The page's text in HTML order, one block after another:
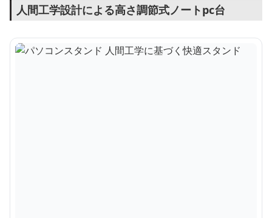
人間工学設計による高さ調節式ノートpc台